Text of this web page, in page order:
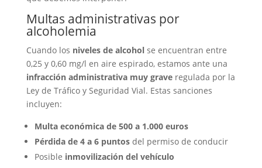
Multas administrativas por
alcoholemia
Cuando los niveles de alcoholse encuentran entre
0,25 y 0,60 mg/l en aire espirado, estamos ante una
infracción administrativa muy graveregulada por la
Ley de Tráfico y Seguridad Vial. Estas sanciones
incluyen:
Multa económica de 500 a 1.000 euros
Pérdida de 4 a 6 puntosdel permiso de conducir
Posible inmovilización del vehículo